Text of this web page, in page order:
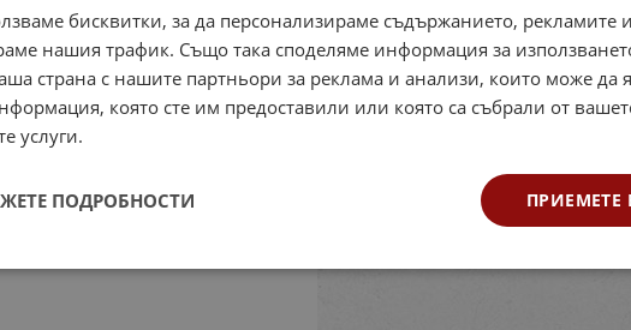
бисквитки, за да персонализираме съдържанието, рекламите
нашия трафик. Също така споделяме информация за
страна с нашите партньори за реклама и анализи, които може да
която сте им предоставили или която са събрали от
услуги.
ПРИЕМЕТЕ
ПОДРОБНОСТИ